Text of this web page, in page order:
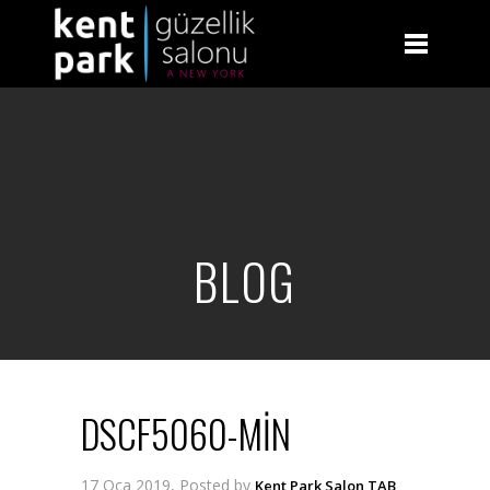
BLOG
DSCF5060-MIN
17 Oca 2019, Posted by Kent Park Salon TAB